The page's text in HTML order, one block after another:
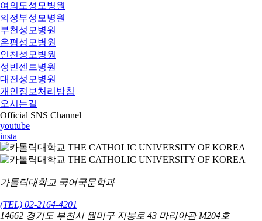
여의도성모병원
의정부성모병원
부천성모병원
은평성모병원
인천성모병원
성빈센트병원
대전성모병원
개인정보처리방침
오시는길
Official SNS Channel
youtube
insta
가톨릭대학교 국어국문학과
(TEL) 02-2164-4201
14662 경기도 부천시 원미구 지봉로 43 마리아관 M204호